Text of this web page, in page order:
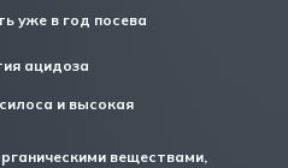
уже в год посева
ацидоза
и высокая
веществами,